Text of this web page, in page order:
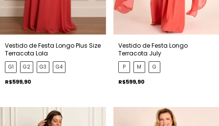
Vestido de Festa Longo Plus Size
Terracota Lola
G1 G2 G3 G4
R$599,90
Vestido de Festa Longo
Terracota July
P M G
R$599,90